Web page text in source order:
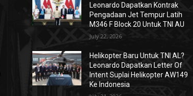
Leonardo Dapatkan Kontrak
Pengadaan Jet Tempur Latih
M346 F Block 20 Untuk TNI AU
July 22, 2026
Helikopter Baru Untuk TNI AL?
Leonardo Dapatkan Letter Of
Intent Suplai Helikopter AW149
Ke Indonesia